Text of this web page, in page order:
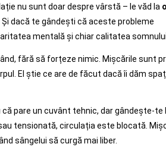
nu sunt doar despre vârstă – le văd la
dacă te gândești că aceste probleme
mentală și chiar calitatea somnului.
fără să forțeze nimic. Mișcările sunt
El știe ce are de făcut dacă îi dăm
că pare un cuvânt tehnic, dar gândește-te
tensionată, circulația este blocată.
sângelui să curgă mai liber.